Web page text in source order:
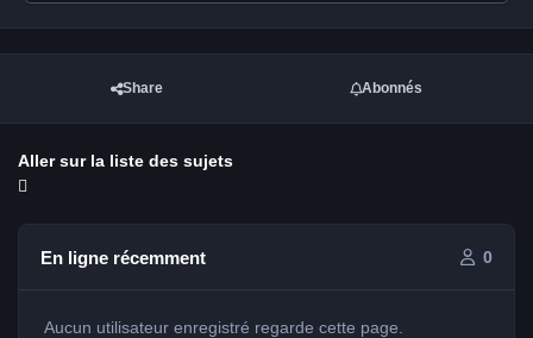
Share Abonnés
Aller sur la liste des sujets
En ligne récemment 0
Aucun utilisateur enregistré regarde cette page.